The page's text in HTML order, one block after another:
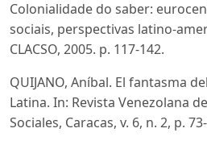
Colonialidade do saber:
sociais, perspectivas latino-
CLACSO, 2005. p. 117-142.
QUIJANO, Aníbal. El fantasma
Latina. In: Revista Venezolana
Sociales, Caracas, v. 6, n. 2, p.